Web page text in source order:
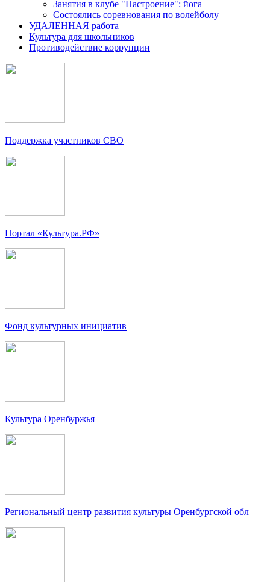
Занятия в клубе "Настроение": йога
Состоялись соревнования по волейболу
УДАЛЕННАЯ работа
Культура для школьников
Противодействие коррупции
Поддержка участников СВО
Портал «Культура.РФ»
Фонд культурных инициатив
Культура Оренбуржья
Региональный центр развития культуры Оренбургской обл